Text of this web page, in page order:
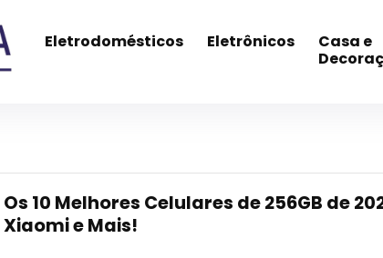
Eletrodomésticos Eletrônicos
Casa e
Os 10 Melhores Celulares de 256GB de
Xiaomi e Mais!